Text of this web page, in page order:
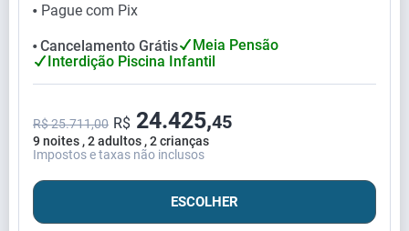
⬤ Pague com Pix
⬤ Cancelamento Grátis
Meia Pensão
Interdição Piscina Infantil
9 noites , 2 adultos , 2 crianças
R$ 25.711,00 R$ 24.425,45
Impostos e taxas não inclusos
ESCOLHER